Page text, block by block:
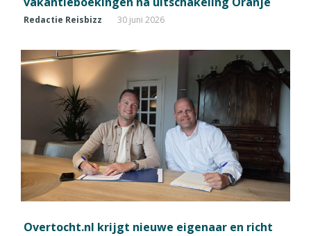
Redactie Reisbizz 30 juni 2026
Overtocht.nl krijgt nieuwe eigenaar en richt